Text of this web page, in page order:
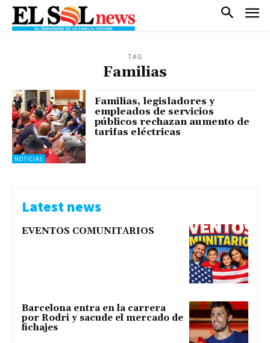
TAG
Familias
NOTICIAS
Familias, legisladores y
empleados de servicios
públicos rechazan aumento de
tarifas eléctricas
Latest news
EVENTOS COMUNITARIOS
Barcelona entra en la carrera
por Rodri y sacude el mercado de
fichajes